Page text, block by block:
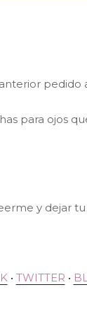
pedido
para ojos
y dejar
• TWITTER •